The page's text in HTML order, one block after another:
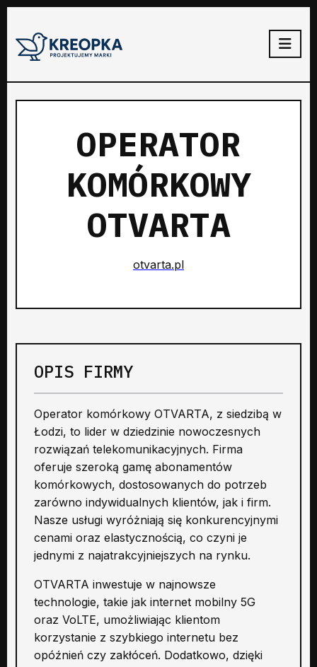
OPERATOR
KOMÓRKOWY
OTVARTA
otvarta.pl
OPIS FIRMY
Operator komórkowy OTVARTA, z siedzibą w
Łodzi, to lider w dziedzinie nowoczesnych
rozwiązań telekomunikacyjnych. Firma
oferuje szeroką gamę abonamentów
komórkowych, dostosowanych do potrzeb
zarówno indywidualnych klientów, jak i firm.
Nasze usługi wyróżniają się konkurencyjnymi
cenami oraz elastycznością, co czyni je
jednymi z najatrakcyjniejszych na rynku.
OTVARTA inwestuje w najnowsze
technologie, takie jak internet mobilny 5G
oraz VoLTE, umożliwiając klientom
korzystanie z szybkiego internetu bez
opóźnień czy zakłóceń. Dodatkowo, dzięki